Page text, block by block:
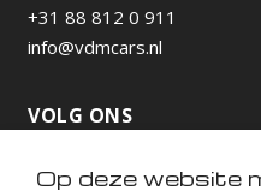
+31 88 812 0 911
info@vdmcars.nl
VOLG ONS
Op deze website